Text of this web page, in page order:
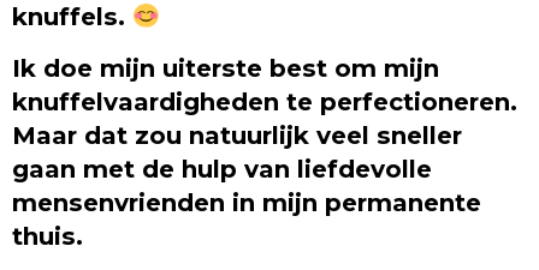
knuffels.
Ik doe mijn uiterste best om mijn
knuffelvaardigheden te perfectioneren.
Maar dat zou natuurlijk veel sneller
gaan met de hulp van liefdevolle
mensenvrienden in mijn permanente
thuis.